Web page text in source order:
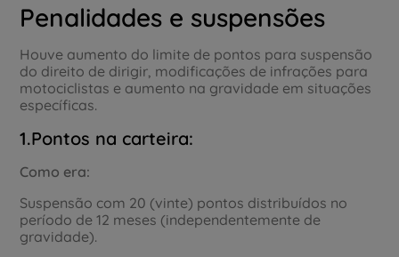
Penalidades e suspensões
Houve aumento do limite de pontos para suspensão
do direito de dirigir, modificações de infrações para
motociclistas e aumento na gravidade em situações
específicas.
1.Pontos na carteira:
Como era:
Suspensão com 20 (vinte) pontos distribuídos no
período de 12 meses (independentemente de
gravidade).